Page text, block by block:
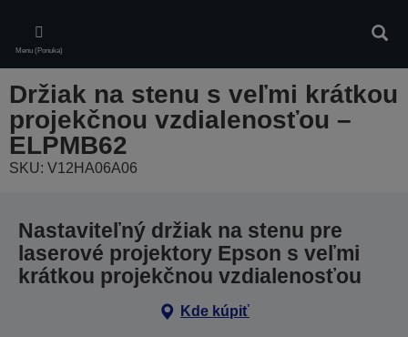
main
content
Menu (Ponuka)
Držiak na stenu s veľmi krátkou
projekčnou vzdialenosťou –
ELPMB62
SKU: V12HA06A06
Nastaviteľný držiak na stenu pre
laserové projektory Epson s veľmi
krátkou projekčnou vzdialenosťou
Kde kúpiť